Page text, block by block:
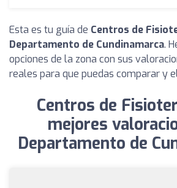
Esta es tu guía de Centros de
Departamento de Cundinamarca.
opciones de la zona con sus
reales para que puedas comparar y
Centros de
mejores
Departamento de